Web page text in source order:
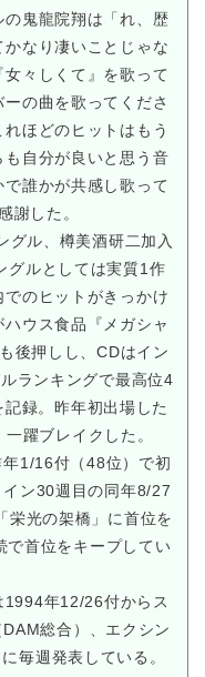
鬼龍院翔は「れ、歴
なり凄いことじゃな
々しくて』を歌って
の曲を歌ってくださ
ほどのヒットはもう
自分が良いと思う音
誰かが共感し歌って
謝した。
ル、樽美酒研二加入
グルとしては実質1作
のヒットがきっかけ
ウス食品『メガシャ
後押しし、CDはイン
ランキングで最高位4
録。昨年初出場した
躍ブレイクした。
1/16付（48位）で初
ン30週目の同年8/27
栄光の架橋」に首位を
首位をキープしてい
年12/26付からス
総合）、エクシン
毎週発表している。